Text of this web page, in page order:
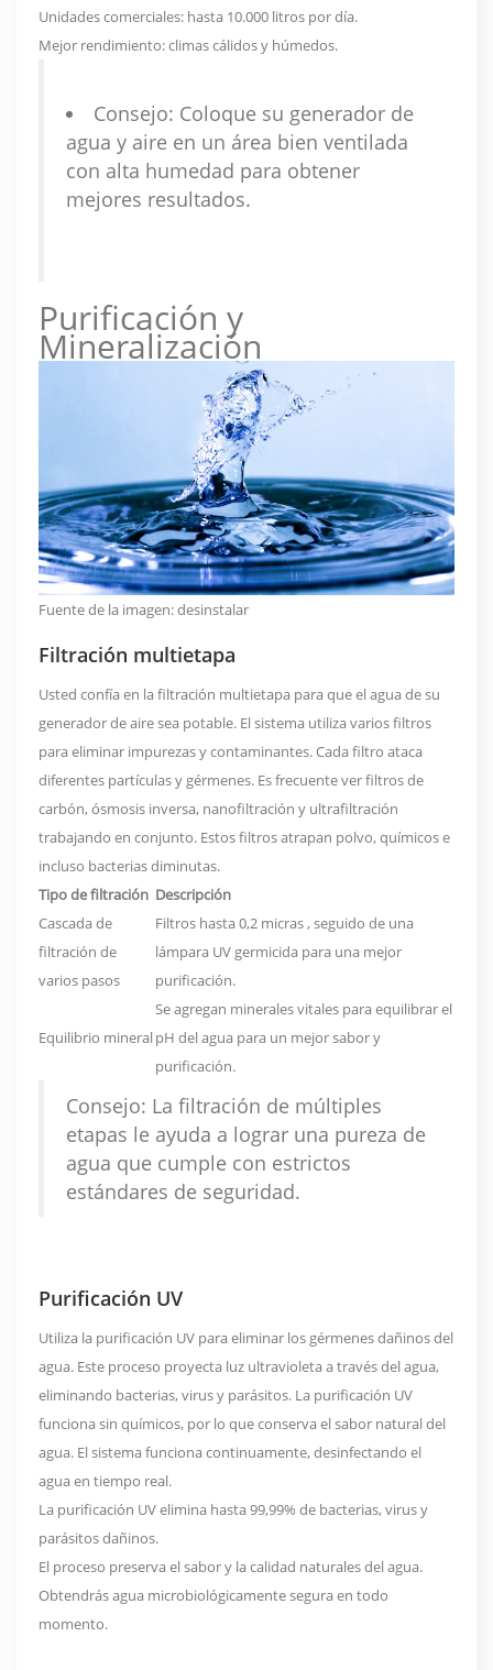
Unidades comerciales: hasta 10.000 litros por día.
Mejor rendimiento: climas cálidos y húmedos.
Consejo: Coloque su generador de
agua y aire en un área bien ventilada
con alta humedad para obtener
mejores resultados.
Purificación y
Mineralización
Fuente de la imagen:desinstalar
Filtración multietapa
Usted confía en la filtración multietapa para que el agua de su
generador de aire sea potable. El sistema utiliza varios filtros
para eliminar impurezas y contaminantes. Cada filtro ataca
diferentes partículas y gérmenes. Es frecuente ver filtros de
carbón, ósmosis inversa, nanofiltración y ultrafiltración
trabajando en conjunto. Estos filtros atrapan polvo, químicos e
incluso bacterias diminutas.
Tipo de filtración Descripción
Cascada de
filtración de
varios pasos
Filtros hasta0,2 micras, seguido de una
lámpara UV germicida para una mejor
purificación.
Equilibrio mineral
Se agregan minerales vitales para equilibrar el
pH del agua para un mejor sabor y
purificación.
Consejo: La filtración de múltiples
etapas le ayuda a lograr una pureza de
agua que cumple con estrictos
estándares de seguridad.
Purificación UV
Utiliza la purificación UV para eliminar los gérmenes dañinos del
agua. Este proceso proyecta luz ultravioleta a través del agua,
eliminando bacterias, virus y parásitos. La purificación UV
funciona sin químicos, por lo que conserva el sabor natural del
agua. El sistema funciona continuamente, desinfectando el
agua en tiempo real.
La purificación UV elimina hasta99,99% de bacterias, virus y
parásitos dañinos.
El proceso preserva el sabor y la calidad naturales del agua.
Obtendrás agua microbiológicamente segura en todo
momento.